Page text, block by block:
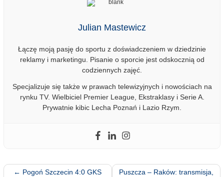
Julian Mastewicz
Łączę moją pasję do sportu z doświadczeniem w dziedzinie
reklamy i marketingu. Pisanie o sporcie jest odskocznią od
codziennych zajęć.
Specjalizuje się także w prawach telewizyjnych i nowościach na
rynku TV. Wielbiciel Premier League, Ekstraklasy i Serie A.
Prywatnie kibic Lecha Poznań i Lazio Rzym.
← Pogoń Szczecin 4:0 GKS
Puszcza – Raków: transmisja,